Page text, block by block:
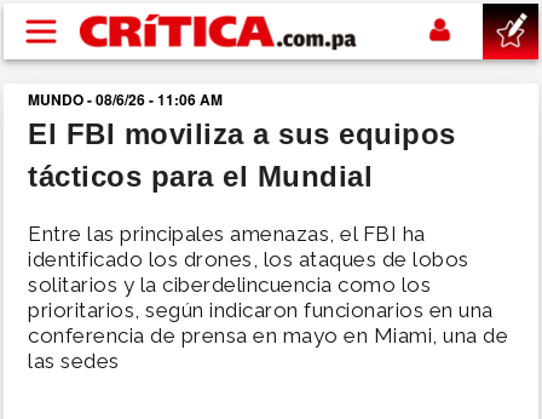
Pasar al contenido principal
buscar
SUCESOS
NACIONAL
POLÍTICA
MUNDO - 08/6/26 - 11:06 AM
El FBI moviliza a sus equipos
tácticos para el Mundial
Entre las principales amenazas, el FBI ha
identificado los drones, los ataques de lobos
solitarios y la ciberdelincuencia como los
prioritarios, según indicaron funcionarios en una
conferencia de prensa en mayo en Miami, una de
las sedes